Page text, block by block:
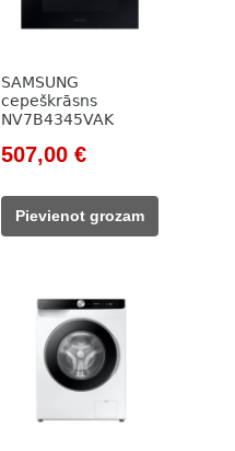
SAMSUNG
cepeškrāsns
NV7B4345VAK
Original
was:
634,00 €.
507,00 €Current
507,00 €.
Pievienot grozam